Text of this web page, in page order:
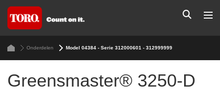
Onderdelen Model 04384 - Serie 312000601 - 312999999
Greensmaster® 3250-D